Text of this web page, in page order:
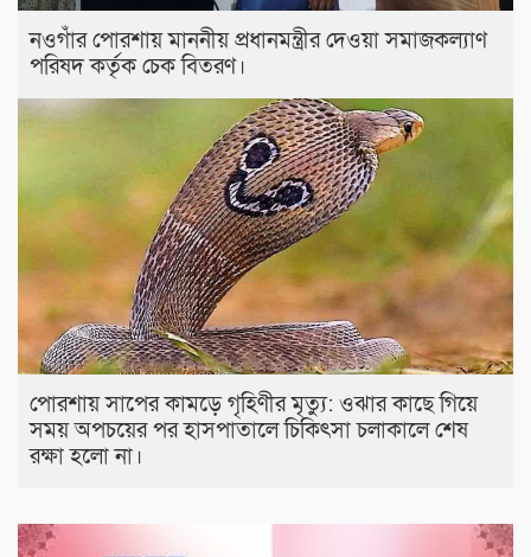
নওগাঁর পোরশায় মাননীয় প্রধানমন্ত্রীর দেওয়া সমাজকল্যাণ
পরিষদ কর্তৃক চেক বিতরণ।
পোরশায় সাপের কামড়ে গৃহিণীর মৃত্যু: ওঝার কাছে গিয়ে
সময় অপচয়ের পর হাসপাতালে চিকিৎসা চলাকালে শেষ
রক্ষা হলো না।